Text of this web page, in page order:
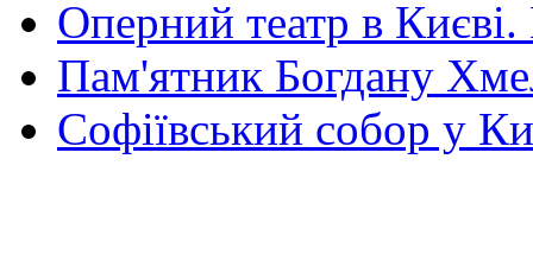
Оперний театр в
Пам'ятник Богдану
Софіївський собор у